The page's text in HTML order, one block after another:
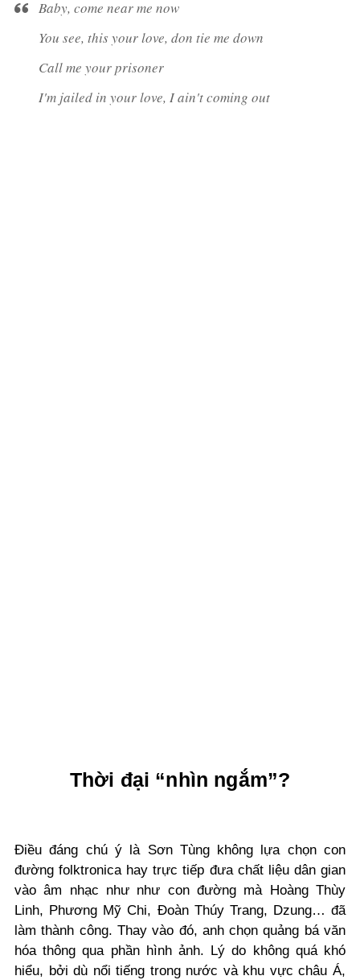
Baby, come near me now
You see, this your love, don tie me down
Call me your prisoner
I'm jailed in your love, I ain't coming out
Thời đại “nhìn ngắm”?
Điều đáng chú ý là Sơn Tùng không lựa chọn con
đường folktronica hay trực tiếp đưa chất liệu dân gian
vào âm nhạc như như con đường mà Hoàng Thùy
Linh, Phương Mỹ Chi, Đoàn Thúy Trang, Dzung… đã
làm thành công. Thay vào đó, anh chọn quảng bá văn
hóa thông qua phần hình ảnh. Lý do không quá khó
hiểu, bởi dù nổi tiếng trong nước và khu vực châu Á,